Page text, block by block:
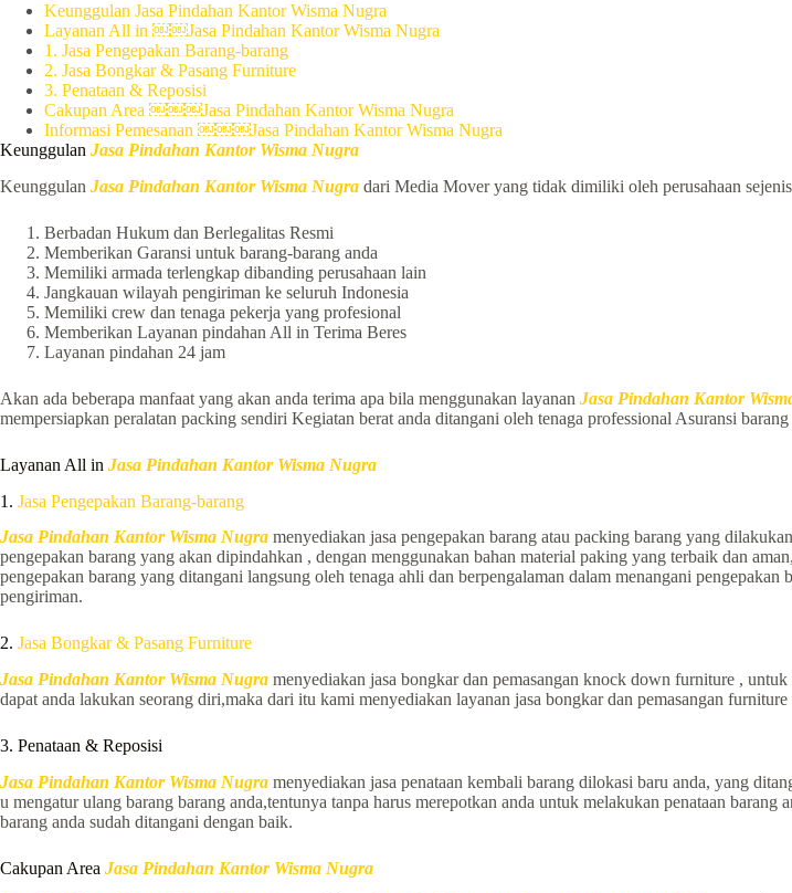
Keunggulan Jasa Pindahan Kantor Wisma Nugra
Layanan All in ￼￼Jasa Pindahan Kantor Wisma Nugra
1. Jasa Pengepakan Barang-barang
2. Jasa Bongkar & Pasang Furniture
3. Penataan & Reposisi
Cakupan Area ￼￼￼Jasa Pindahan Kantor Wisma Nugra
Informasi Pemesanan ￼￼￼Jasa Pindahan Kantor Wisma Nugra
Keunggulan Jasa Pindahan Kantor Wisma Nugra
Keunggulan Jasa Pindahan Kantor Wisma Nugra dari Media Mover yang tidak dimiliki oleh perusahaan
Berbadan Hukum dan Berlegalitas Resmi
Memberikan Garansi untuk barang-barang anda
Memiliki armada terlengkap dibanding perusahaan lain
Jangkauan wilayah pengiriman ke seluruh Indonesia
Memiliki crew dan tenaga pekerja yang profesional
Memberikan Layanan pindahan All in Terima Beres
Layanan pindahan 24 jam
Akan ada beberapa manfaat yang akan anda terima apa bila menggunakan layanan Jasa Pindahan Kantor
mempersiapkan peralatan packing sendiri Kegiatan berat anda ditangani oleh tenaga professional Asuransi
Layanan All in Jasa Pindahan Kantor Wisma Nugra
1. Jasa Pengepakan Barang-barang
Jasa Pindahan Kantor Wisma Nugra menyediakan jasa pengepakan barang atau packing barang yang
pengepakan barang yang akan dipindahkan , dengan menggunakan bahan material paking yang terbaik dan
pengepakan barang yang ditangani langsung oleh tenaga ahli dan berpengalaman dalam menangani
pengiriman.
2. Jasa Bongkar & Pasang Furniture
Jasa Pindahan Kantor Wisma Nugra menyediakan jasa bongkar dan pemasangan knock down furniture ,
dapat anda lakukan seorang diri,maka dari itu kami menyediakan layanan jasa bongkar dan pemasangan
3. Penataan & Reposisi
Jasa Pindahan Kantor Wisma Nugra menyediakan jasa penataan kembali barang dilokasi baru anda, yang
u mengatur ulang barang barang anda,tentunya tanpa harus merepotkan anda untuk melakukan penataan
barang anda sudah ditangani dengan baik.
Cakupan Area Jasa Pindahan Kantor Wisma Nugra